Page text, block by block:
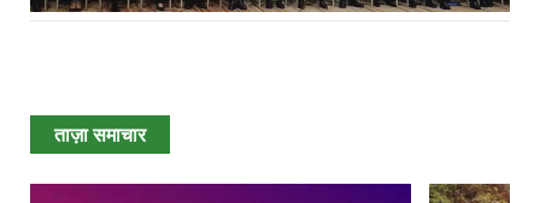
ताज़ा समाचार